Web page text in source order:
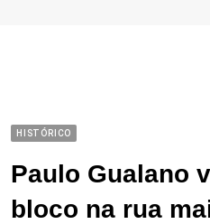
HISTÓRICO
Paulo Gualano
bloco na rua